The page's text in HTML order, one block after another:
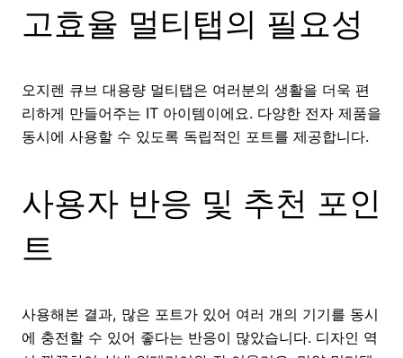
고효율 멀티탭의 필요성
오지렌 큐브 대용량 멀티탭은 여러분의 생활을 더욱 편
리하게 만들어주는 IT 아이템이에요. 다양한 전자 제품을
동시에 사용할 수 있도록 독립적인 포트를 제공합니다.
사용자 반응 및 추천 포인
트
사용해본 결과, 많은 포트가 있어 여러 개의 기기를 동시
에 충전할 수 있어 좋다는 반응이 많았습니다. 디자인 역